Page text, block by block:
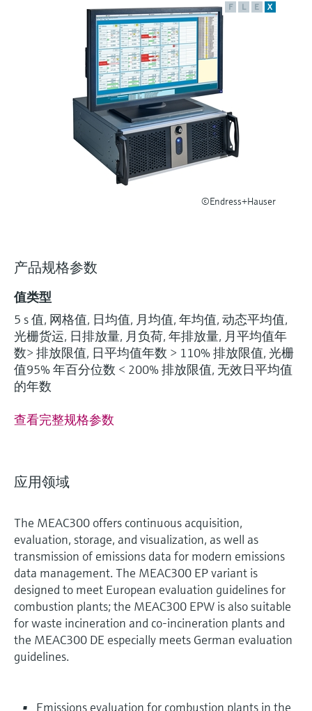
Applicator 选型和计算软件
通过应用参数查找、选择并配置产品
查找产品具体信息和文档
备件查找工具
您可通过产品型号、订单代码或序列号，轻
微波限位栅物位测量
Level measurement with pressure
微波传输测量原理
Memosens数字技术
数字化驱动流程工业转型升级
决策级过程透明度，赋能卓越运营
F L E X
©Endress+Hauser
产品规格参数
值类型
5 s 值, 网格值, 日均值, 月均值, 年均值, 动态平均值,
光栅货运, 日排放量, 月负荷, 年排放量, 月平均值年
数> 排放限值, 日平均值年数 > 110% 排放限值, 光栅
值95% 年百分位数 < 200% 排放限值, 无效日平均值
的年数
查看完整规格参数
应用领域
The MEAC300 offers continuous acquisition,
evaluation, storage, and visualization, as well as
transmission of emissions data for modern emissions
data management. The MEAC300 EP variant is
designed to meet European evaluation guidelines for
combustion plants; the MEAC300 EPW is also suitable
for waste incineration and co-incineration plants and
the MEAC300 DE especially meets German evaluation
guidelines.
Emissions evaluation for combustion plants in the